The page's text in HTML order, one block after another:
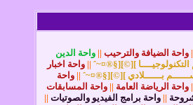
واحة الضيافة والترحيب ||واحة الدين
][©][§®¤~ˆ
|| واحة اخبار
بــــــلادي ][©][§®¤~ˆ || واحة
واحة الرياضة العامة || واحة المسابقات
|| واحة برامج الفيديو والصوتيات ||